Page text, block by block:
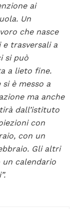
ai
Un
che nasce
trasversali a
si può
a lieto fine.
è messo a
ma anche
dall’istituto
con
con un
Gli altri
calendario